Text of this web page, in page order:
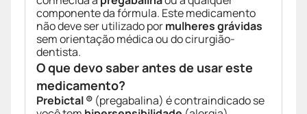
componente da fórmula. Este medicamento
não deve ser utilizado pormulheres grávidas
sem orientação médica ou do cirurgião-
dentista.
O que devo saber antes de usar este
medicamento?
Prebictal ® (pregabalina) é contraindicado se